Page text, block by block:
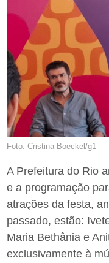
Foto: Cristina Boeckel/g1
A Prefeitura do Rio
e a programação
atrações da festa,
passado, estão:
Maria Bethânia e
exclusivamente à